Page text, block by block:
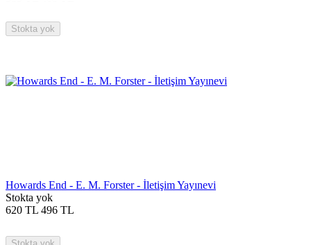
Stokta yok
Howards End - E. M. Forster - İletişim Yayınevi
Stokta yok
620 TL 496 TL